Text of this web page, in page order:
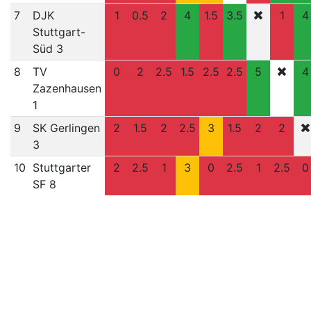
7
DJK
Stuttgart-
Süd 3
1 0.5 2 4 1.5 3.5 1 4
8
TV
Zazenhausen
1
0 2 2.5 1.5 2.5 2.5 5 4
9
SK Gerlingen
3
2 1.5 2 2.5 3 1.5 2 2
10 Stuttgarter
SF 8
2 2.5 1 3 0 2.5 1 2.5 0